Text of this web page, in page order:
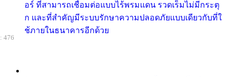
อร์ ที่สามารถเชื่อมต่อแบบไร้พรมแดน รวดเร็มไม่มีกระตุ
ก และที่สำคัญมีระบบรักษาความปลอดภัยแบบเดียวกับที่ใ
ช้ภายในธนาคารอีกด้วย
476